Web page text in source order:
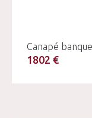
Canapé
1802 €